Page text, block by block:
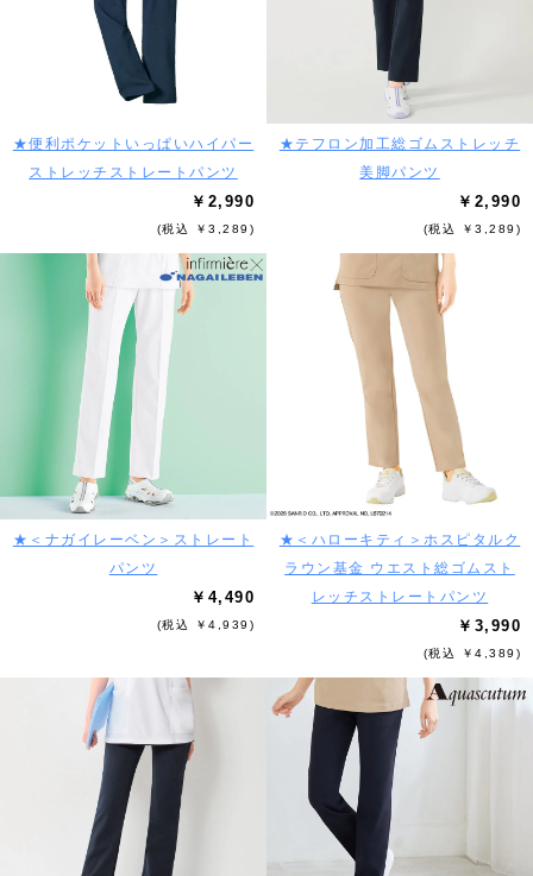
★便利ポケットいっぱいハイパー
ストレッチストレートパンツ
￥2,990
(税込 ￥3,289)
★テフロン加工総ゴムストレッチ
美脚パンツ
￥2,990
(税込 ￥3,289)
★＜ナガイレーベン＞ストレート
パンツ
￥4,490
(税込 ￥4,939)
★＜ハローキティ＞ホスピタルク
ラウン基金 ウエスト総ゴムスト
レッチストレートパンツ
￥3,990
(税込 ￥4,389)